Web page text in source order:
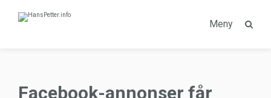
Meny
Facebook-annonser får